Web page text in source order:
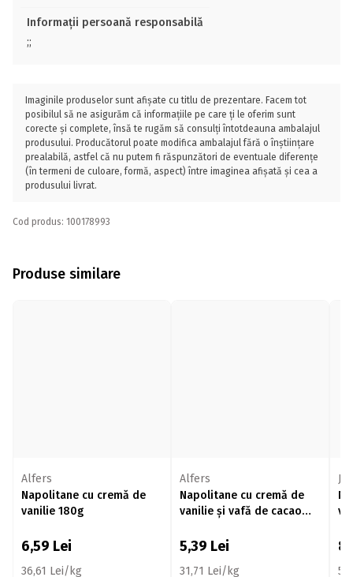
Informații persoană responsabilă
;;
Imaginile produselor sunt afișate cu titlu de prezentare. Facem tot
posibilul să ne asigurăm că informațiile pe care ți le oferim sunt
corecte și complete, însă te rugăm să consulți întotdeauna ambalajul
produsului. Producătorul poate modifica ambalajul fără o înștiințare
prealabilă, astfel că nu putem fi răspunzători de eventuale diferențe
(în termeni de culoare, formă, aspect) între imaginea afișată și cea a
produsului livrat.
Cod produs: 100178993
Produse similare
Alfers
Napolitane cu cremă de
vanilie 180g
6,59 Lei
36,61 Lei/kg
Alfers
Napolitane cu cremă de
vanilie și vafă de cacao
5,39 Lei
31,71 Lei/kg
Joe